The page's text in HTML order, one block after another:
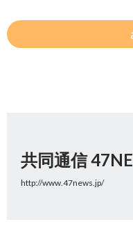
共同通信
http://www.47news.jp/